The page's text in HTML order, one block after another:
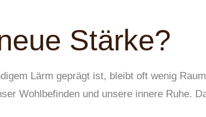
Stärke?
Lärm geprägt ist, bleibt oft wenig
Wohlbefinden und unsere innere Ruhe.